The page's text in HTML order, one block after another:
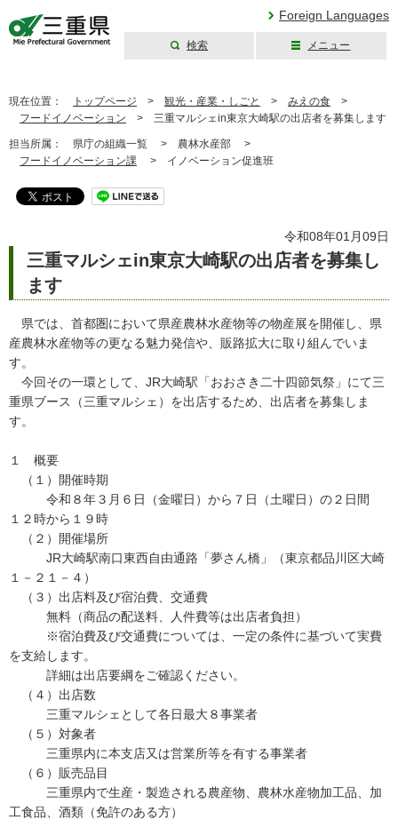
Foreign Languages
検索 メニュー
現在位置： トップページ > 観光・産業・しごと > みえの食 >
フードイノベーション > 三重マルシェin東京大崎駅の出店者を募集します
担当所属： 県庁の組織一覧 > 農林水産部 >
フードイノベーション課 > イノベーション促進班
令和08年01月09日
三重マルシェin東京大崎駅の出店者を募集し
ます
県では、首都圏において県産農林水産物等の物産展を開催し、県
産農林水産物等の更なる魅力発信や、販路拡大に取り組んでいま
す。
今回その一環として、JR大崎駅「おおさき二十四節気祭」にて三
重県ブース（三重マルシェ）を出店するため、出店者を募集しま
す。
１ 概要
（１）開催時期
令和８年３月６日（金曜日）から７日（土曜日）の２日間
１２時から１９時
（２）開催場所
JR大崎駅南口東西自由通路「夢さん橋」（東京都品川区大崎
１－２１－４）
（３）出店料及び宿泊費、交通費
無料（商品の配送料、人件費等は出店者負担）
※宿泊費及び交通費については、一定の条件に基づいて実費
を支給します。
詳細は出店要綱をご確認ください。
（４）出店数
三重マルシェとして各日最大８事業者
（５）対象者
三重県内に本支店又は営業所等を有する事業者
（６）販売品目
三重県内で生産・製造される農産物、農林水産物加工品、加
工食品、酒類（免許のある方）